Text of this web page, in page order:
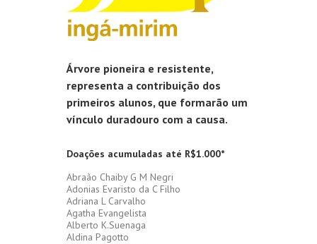
Árvore pioneira e resistente,
representa a contribuição dos
primeiros alunos, que formarão um
vínculo duradouro com a causa.
Doações acumuladas até R$1.000*
Abraão Chaiby G M Negri
Adonias Evaristo da C Filho
Adriana L Carvalho
Agatha Evangelista
Alberto K.Suenaga
Aldina Pagotto